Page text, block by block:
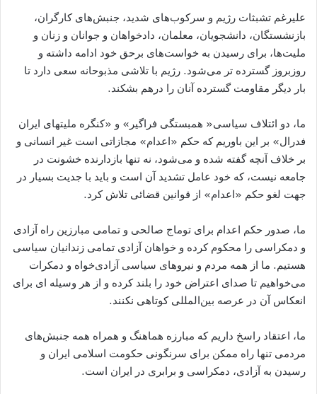
علیرغم تشبثات رژیم و سرکوب‌های شدید، جنبش‌های کارگران،
بازنشستگان، دانشجویان، معلمان، دادخواهان و جوانان و زنان و
ملیت‌ها، برای رسیدن به خواست‌های برحق خود ادامه داشته و
روزبروز گسترده تر می‌شود. رژیم با تلاشی مذبوحانه سعی دارد تا
بار دیگر مقاومت گسترده آنان را درهم بشکند.
ما، دو ائتلاف سیاسی« همبستگی فراگیر» و «کنگره ملیتهای ایران
فدرال» بر این باوریم که حکم «اعدام» مجازاتی است غیر انسانی و
بر خلاف آنچه گفته شده و می‌شود، نه تنها بازدارنده خشونت در
جامعه نیست، که خود عامل تشدید آن است و باید با جدیت بسیار در
جهت لغو حکم «اعدام» از قوانین قضائی تلاش کرد.
ما، صدور حکم اعدام برای توماج صالحی و تمامی مبارزین راه آزادی
و دمکراسی را محکوم کرده و خواهان آزادی تمامی زندانیان سیاسی
هستیم. ما از همه مردم و نیروهای سیاسی آزادی‌خواه و دمکرات
می‌خواهیم تا صدای اعتراض خود را بلند کرده و از هر وسیله ای برای
انعکاس آن در عرصه بین‌المللی کوتاهی نکنند.
ما، اعتقاد راسخ داریم که مبارزه هماهنگ و همراه همه جنبش‌های
مردمی تنها راه ممکن برای سرنگونی حکومت اسلامی ايران و
رسیدن به آزادی، دمکراسی و برابری در ایران است.